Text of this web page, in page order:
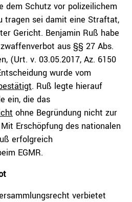
dem Schutz vor polizeilichem
tragen sei damit eine Straftat,
Gericht. Benjamin Ruß habe
aus §§ 27 Abs.
(Urt. v. 03.05.2017, Az. 6150
wurde vom
. Ruß legte hierauf
ein, die das
ohne Begründung nicht zur
Erschöpfung des nationalen
erfolgreich
EGMR.
verbietet